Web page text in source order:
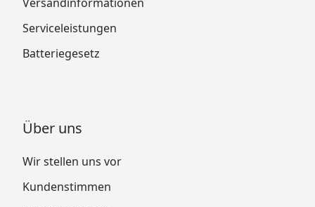
Serviceleistungen
Batteriegesetz
Über uns
Wir stellen uns vor
Kundenstimmen